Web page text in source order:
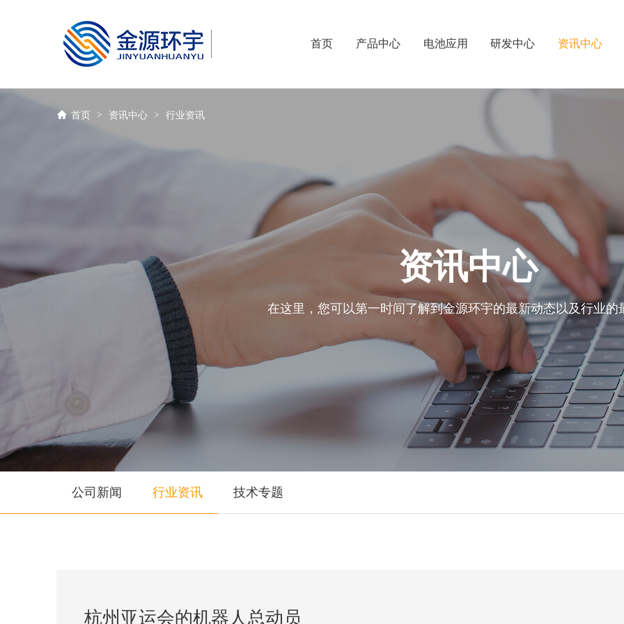
首页 产品中心 电池应用 研发中心 资讯中心
资讯中心
在这里，您可以第一时间了解到金源环宇的最新动态以及行业的
首页 > 资讯中心 > 行业资讯
公司新闻 行业资讯 技术专题
杭州亚运会的机器人总动员